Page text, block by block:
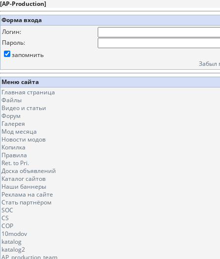
[AP-Production]
Форма входа
Логин:
Пароль:
запомнить
Забыл
Меню сайта
Главная страница
Файлы
Видео и статьи
Форум
Галерея
Мод месяца
Новости модов
Копилка
Правила
Ret. to Pri.
Доска объявлений
Каталог сайтов
Наши баннеры
Реклама на сайте
Стать партнёром
SOC
CS
COP
10modov
katalog
katalog2
AP_production_team